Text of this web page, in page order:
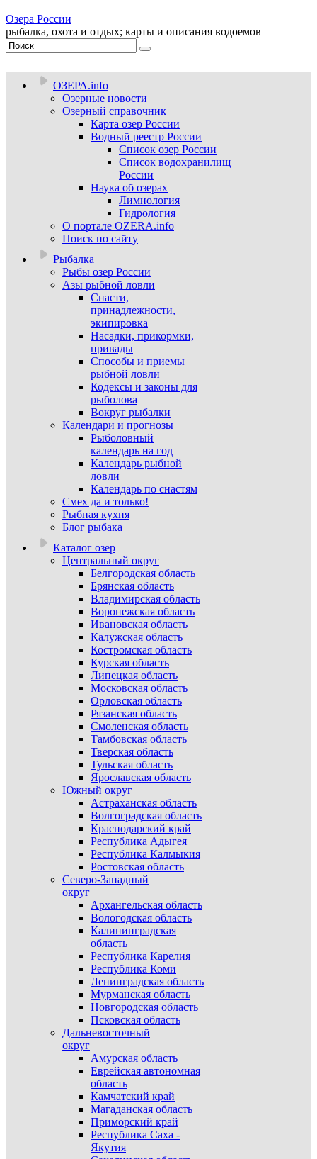
Озера России
рыбалка, охота и отдых; карты и описания водоемов
ОЗЕРА.info
Озерные новости
Озерный справочник
Карта озер России
Водный реестр России
Список озер России
Список водохранилищ
России
Наука об озерах
Лимнология
Гидрология
О портале OZERA.info
Поиск по сайту
Рыбалка
Рыбы озер России
Азы рыбной ловли
Снасти,
принадлежности,
экипировка
Насадки, прикормки,
привады
Способы и приемы
рыбной ловли
Кодексы и законы для
рыболова
Вокруг рыбалки
Календари и прогнозы
Рыболовный
календарь на год
Календарь рыбной
ловли
Календарь по снастям
Смех да и только!
Рыбная кухня
Блог рыбака
Каталог озер
Центральный округ
Белгородская область
Брянская область
Владимирская область
Воронежская область
Ивановская область
Калужская область
Костромская область
Курская область
Липецкая область
Московская область
Орловская область
Рязанская область
Смоленская область
Тамбовская область
Тверская область
Тульская область
Ярославская область
Южный округ
Астраханская область
Волгоградская область
Краснодарский край
Республика Адыгея
Республика Калмыкия
Ростовская область
Северо-Западный
округ
Архангельская область
Вологодская область
Калининградская
область
Республика Карелия
Республика Коми
Ленинградская область
Мурманская область
Новгородская область
Псковская область
Дальневосточный
округ
Амурская область
Еврейская автономная
область
Камчатский край
Магаданская область
Приморский край
Республика Саха -
Якутия